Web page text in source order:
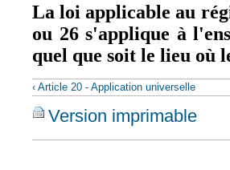
La loi applicable au
ou 26 s'applique à
quel que soit le lieu où
‹ Article 20 - Application universelle
Version imprimable